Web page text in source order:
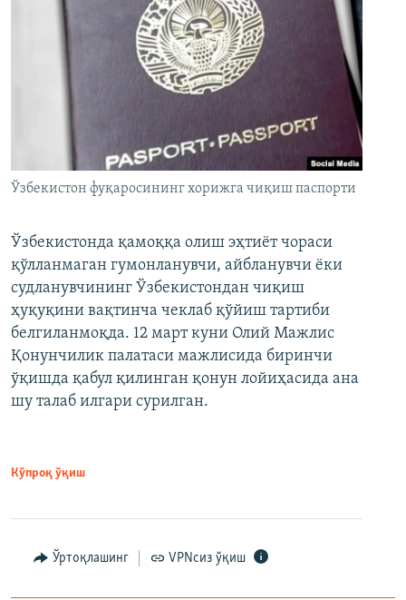
Ўзбекистон фуқаросининг хорижга чиқиш паспорти
Ўзбекистонда қамоққа олиш эҳтиёт чораси
қўлланмаган гумонланувчи, айбланувчи ёки
судланувчининг Ўзбекистондан чиқиш
ҳуқуқини вақтинча чеклаб қўйиш тартиби
белгиланмоқда. 12 март куни Олий Мажлис
Қонунчилик палатаси мажлисида биринчи
ўқишда қабул қилинган қонун лойиҳасида ана
шу талаб илгари сурилган.
Кўпроқ ўқиш
Ўртоқлашинг VPNсиз ўқиш